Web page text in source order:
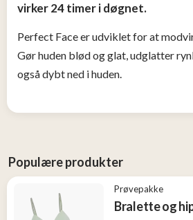
virker 24 timer i døgnet.
Perfect Face er udviklet for at
Gør huden blød og glat, udglatter
også dybt ned i huden.
Populære produkter
Prøvepakke
Bralette og
Nye
produkter
Populære